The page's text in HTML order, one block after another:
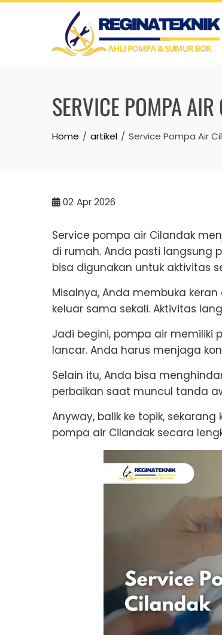
Skip
SERVICE POMPA
Home artikel Service Pompa Air
02 Apr 2026
Service pompa air Cilandak
di rumah. Anda pasti langsung
bisa digunakan untuk aktivitas
Misalnya, Anda membuka
keluar sama sekali. Aktivitas
Jadi begini, pompa air memiliki
lancar. Anda harus menjaga
Selain itu, Anda bisa
perbaikan saat muncul tanda
Anyway, balik ke topik,
pompa air Cilandak secara